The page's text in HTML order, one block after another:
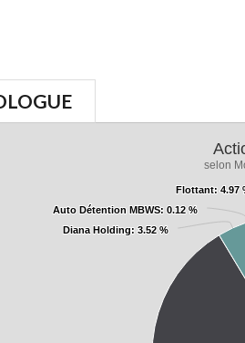
selon
Diana Holding: 3.52 %
Diana Holding: 3.52 %
Auto Détention MBWS: 0.12 %
Auto Détention MBWS: 0.12 %
Flottant: 4.97
Flottant: 4.97